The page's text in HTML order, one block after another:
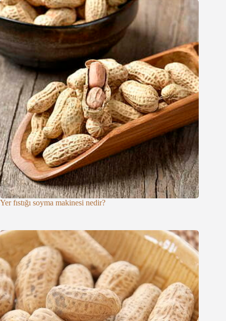
Yer fıstığı soyma makinesi nedir?